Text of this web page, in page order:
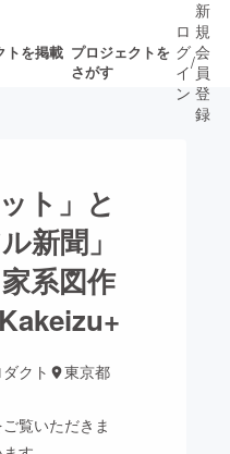
トを掲載 プロジェクトを
さがす
ロジェクト
ロ
グ
イ
ン
/
新
規
会
員
登
録
ト」と
新聞」
系図作
クト 東京都
覧いただきま